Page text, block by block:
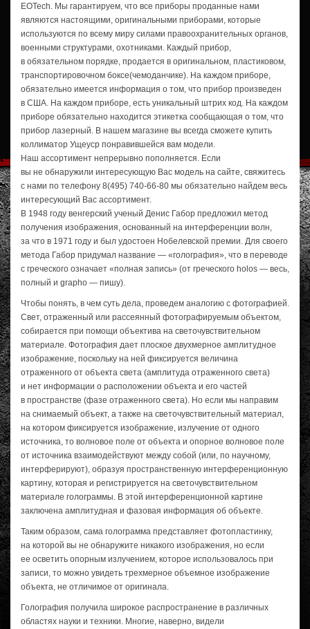
EOTech. Мы гарантируем, что все приборы проданные нами
являются настоящими, оригинальными приборами, которые
используются по всему миру силами правоохранительных органов,
военными структурами, охотниками. Каждый прибор,
в обязательном порядке, продается в оригинальном, пластиковом,
транспортировочном боксе(чемоданчике). На каждом приборе,
обязательно имеется информация о том, что прибор произведен
в США. На каждом приборе, есть уникальный штрих код. На каждом
приборе обязательно находится этикетка сообщающая о том, что
прибор лазерный. В нашем магазине вы всегда сможете купить
коллиматор Ущеуср понравившейся вам модели.
Наш ассортимент непрерывно пополняется. Если
вы не обнаружили интересующую Вас модель на сайте, свяжитесь
с нами по телефону 8(495) 740-66-80 мы обязательно найдем весь
интересующий Вас ассортимент.
В 1948 году венгерский ученый Денис Габор предложил метод
получения изображения, основанный на интерференции волн,
за что в 1971 году и был удостоен Нобелевской премии. Для своего
метода Габор придумал название — «голография», что в переводе
с греческого означает «полная запись» (от греческого hоlоs — весь,
полный и grapho — пишу).
Чтобы понять, в чем суть дела, проведем аналогию с фотографией.
Свет, отраженный или рассеянный фотографируемым объектом,
собирается при помощи объектива на светочувствительном
материале. Фотография дает плоское двухмерное амплитудное
изображение, поскольку на ней фиксируется величина
отраженного от объекта света (амплитуда отраженного света)
и нет информации о расположении объекта и его частей
в пространстве (фазе отраженного света). Но если мы направим
на снимаемый объект, а также на светочувствительный материал,
на котором фиксируется изображение, излучение от одного
источника, то волновое поле от объекта и опорное волновое поле
от источника взаимодействуют между собой (или, по научному,
интерферируют), образуя пространственную интерференционную
картину, которая и регистрируется на светочувствительном
материале голограммы. В этой интерференционной картине
заключена амплитудная и фазовая информация об объекте.
Таким образом, сама голограмма представляет фотопластинку,
на которой вы не обнаружите никакого изображения, но если
ее осветить опорным излучением, которое использовалось при
записи, то можно увидеть трехмерное объемное изображение
объекта, не отличимое от оригинала.
Голография получила широкое распространение в различных
областях науки и техники. Многие, наверно, видели